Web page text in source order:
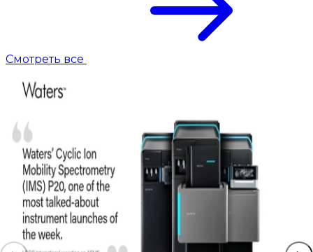
Смотреть все